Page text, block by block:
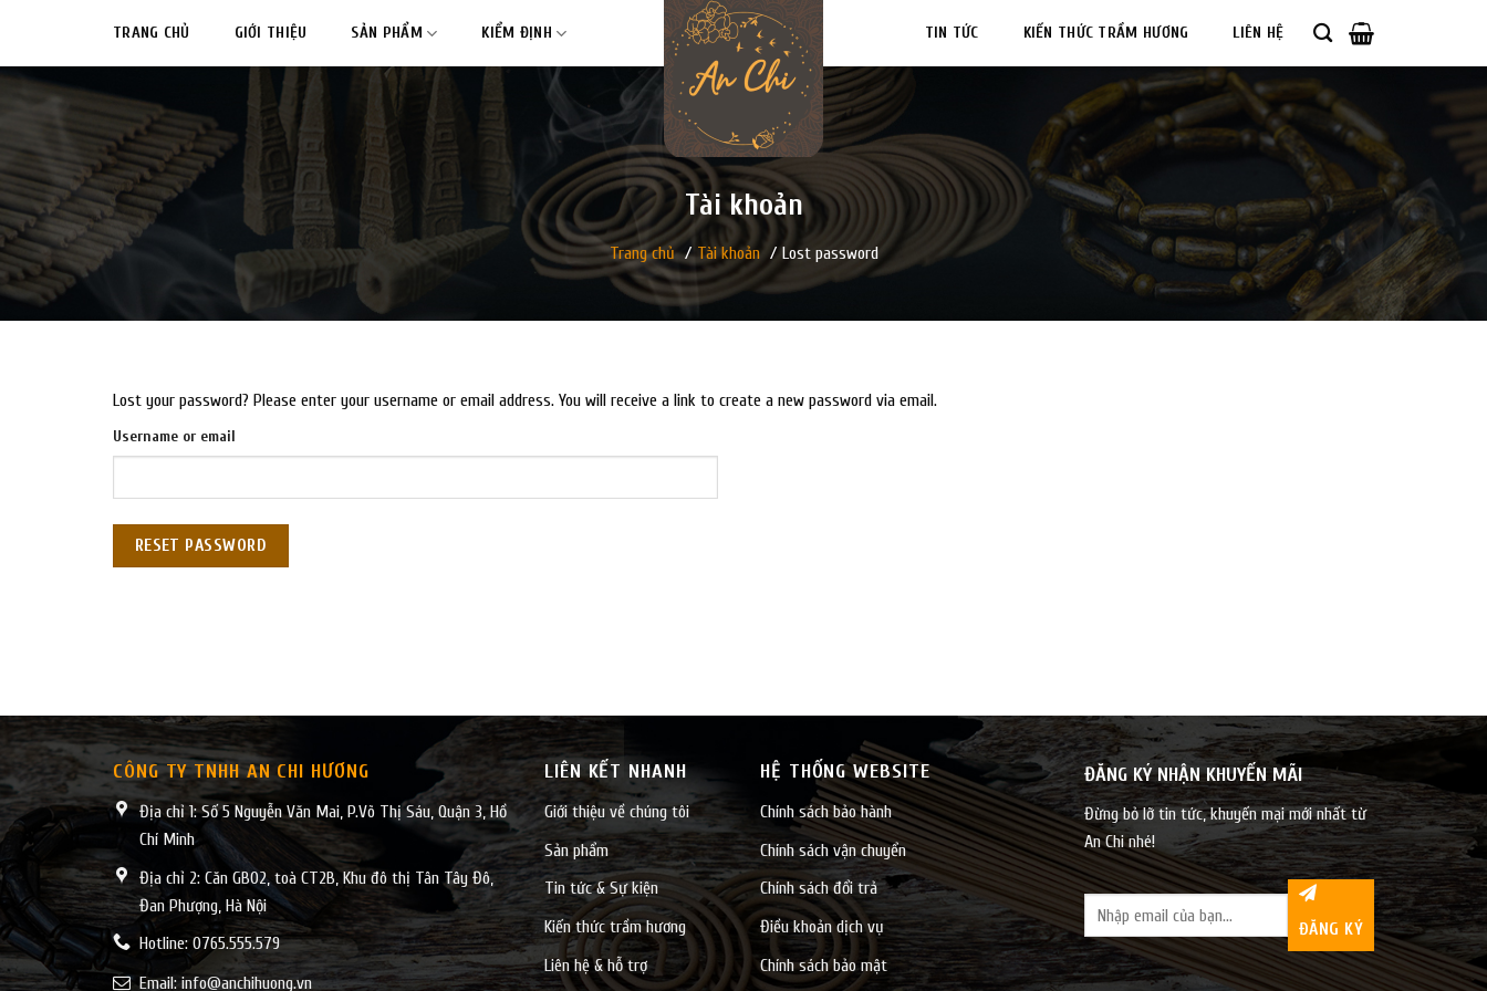
content
TRANG CHỦ GIỚI THIỆU SẢN PHẨM KIỂM ĐỊNH TIN TỨC KIẾN THỨC TRẦM HƯƠNG LIÊN HỆ
Tài khoản
Trang chủ / Tài khoản / Lost password
Lost your password? Please enter your username or email address. You will receive a link to create a new password via email.
Username or email
RESET PASSWORD
CÔNG TY TNHH AN CHI HƯƠNG
Địa chỉ 1: Số 5 Nguyễn Văn Mai, P.Võ Thị Sáu, Quận 3, Hồ
Chí Minh
Địa chỉ 2: Căn GB02, toà CT2B, Khu đô thị Tân Tây Đô,
Đan Phượng, Hà Nội
Hotline: 0765.555.579
Email:info@anchihuong.vn
LIÊN KẾT NHANH
Giới thiệu về chúng tôi
Sản phẩm
Tin tức & Sự kiện
Kiến thức trầm hương
Liên hệ & hỗ trợ
HỆ THỐNG WEBSITE
Chính sách bảo hành
Chính sách vận chuyển
Chính sách đổi trả
Điều khoản dịch vụ
Chính sách bảo mật
ĐĂNG KÝ NHẬN KHUYẾN MÃI
Đừng bỏ lỡ tin tức, khuyến mại mới nhất từ
An Chi nhé!